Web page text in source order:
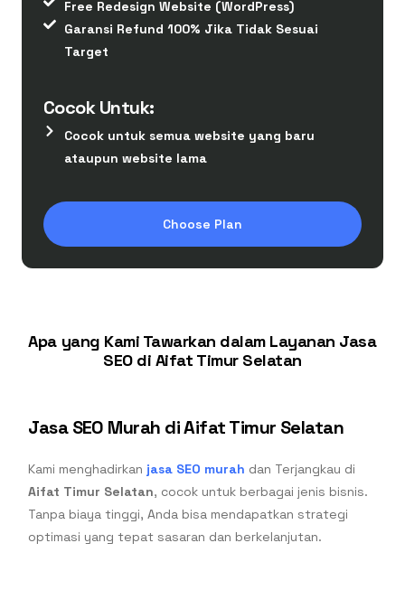
Free Redesign Website (WordPress)
Garansi Refund 100% Jika Tidak Sesuai
Target
Cocok Untuk:
Cocok untuk semua website yang baru
ataupun website lama
Choose Plan
Apa yang Kami Tawarkan dalam Layanan Jasa
SEO di Aifat Timur Selatan
Jasa SEO Murah di Aifat Timur Selatan
Kami menghadirkan jasa SEO murah dan Terjangkau di
Aifat Timur Selatan, cocok untuk berbagai jenis bisnis.
Tanpa biaya tinggi, Anda bisa mendapatkan strategi
optimasi yang tepat sasaran dan berkelanjutan.